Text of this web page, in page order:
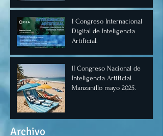
I Congreso Internacional
Digital de Inteligencia
Artificial.
II Congreso Nacional de
Inteligencia Artificial
Manzanillo mayo 2025.
Archivo